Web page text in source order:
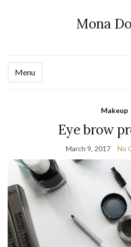
Mona
Menu
Makeup
Eye brow
March 9, 2017 No